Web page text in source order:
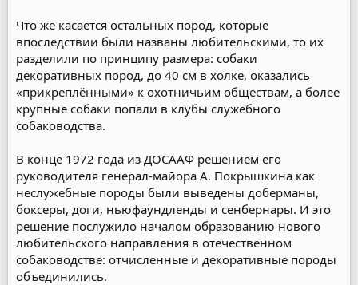
Что же касается остальных пород, которые
впоследствии были названы любительскими, то их
разделили по принципу размера: собаки
декоративных пород, до 40 см в холке, оказались
«прикреплёнными» к охотничьим обществам, а более
крупные собаки попали в клубы служебного
собаководства.
В конце 1972 года из ДОСААФ решением его
руководителя генерал-майора А. Покрышкина как
неслужебные породы были выведены доберманы,
боксеры, доги, ньюфаундленды и сенбернары. И это
решение послужило началом образованию нового
любительского направления в отечественном
собаководстве: отчисленные и декоративные породы
объединились.